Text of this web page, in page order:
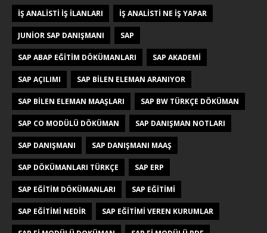
IŞ ANALISTI IŞ ILANLARI IŞ ANALISTI NE IŞ YAPAR
JUNIOR SAP DANIŞMANI SAP
SAP ABAP EĞITIM DÖKÜMANLARI SAP AKADEMI
SAP AÇILIMI SAP BILEN ELEMAN ARANIYOR
SAP BILEN ELEMAN MAAŞLARI SAP BW TÜRKÇE DÖKÜMAN
SAP CO MODÜLÜ DÖKÜMAN SAP DANIŞMAN NOTLARI
SAP DANIŞMANI SAP DANIŞMANI MAAŞ
SAP DÖKÜMANLARI TÜRKÇE SAP ERP
SAP EĞITIM DÖKÜMANLARI SAP EĞITIMI
SAP EĞITIMI NEDIR SAP EĞITIMI VEREN KURUMLAR